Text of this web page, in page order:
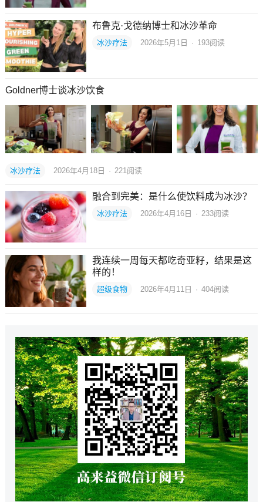
布鲁克·戈德纳博士和冰沙革命
冰沙疗法 2026年5月1日 · 193阅读
Goldner博士谈冰沙饮食
冰沙疗法 2026年4月18日 · 221阅读
融合到完美：是什么使饮料成为冰沙？
冰沙疗法 2026年4月16日 · 233阅读
我连续一周每天都吃奇亚籽，结果是这
样的！
超级食物 2026年4月11日 · 404阅读